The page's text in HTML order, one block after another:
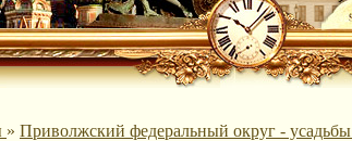
» Приволжский федеральный округ - усадьбы